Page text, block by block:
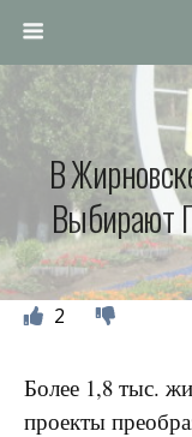
В
Выбирают
2
Более 1,8 тыс.
проекты